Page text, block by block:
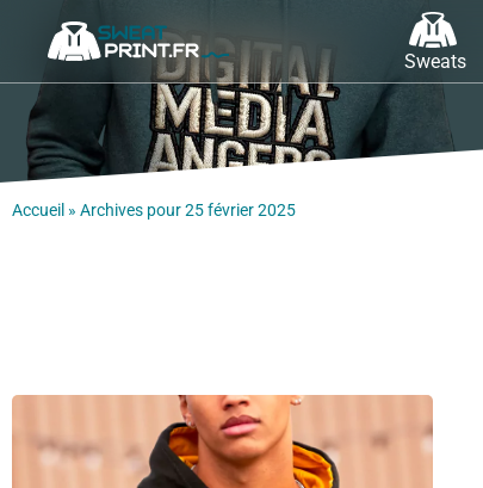
Sweats
Accueil » Archives pour 25 février 2025